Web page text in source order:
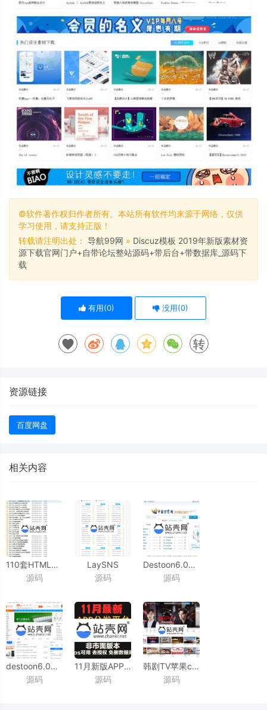
©软件著作权归作者所有。本站所有软件均来源于网络，仅供
学习使用，请支持正版！
转载请注明出处： 导航99网 » Discuz模板 2019年新版素材资
源下载官网门户+自带论坛整站源码+带后台+带数据库_源码下
载
有用(0) 没用(0)
转
资源链接
百度网盘
相关内容
110套HTML5手机网站模板打包下载
_源码下载
源码
LaySNS
V2.2.0资源教程网源码
_源码下载
源码
Destoon6.0模板
仿铭万必途B2B搜索平台源码
源码
destoon6.0模板
ST05蓝色宽屏B2B行业网站源码
源码
11月新版APP分发源码
支持封装仿fir.im分发APP应用分发托管平台运营版
源码
韩剧TV苹果cmsv10模板
(PC+WAP)_
源码